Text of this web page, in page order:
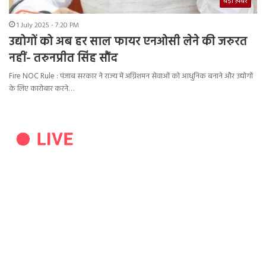
1 July 2025 - 7:20 PM
उद्योगों को अब हर साल फायर एनओसी लेने की जरुरत
नहीं- तरुनप्रीत सिंह सौंद
Fire NOC Rule : पंजाब सरकार ने राज्य में अग्निशमन सेवाओं को आधुनिक बनाने और उद्योगों
के लिए कारोबार करने…